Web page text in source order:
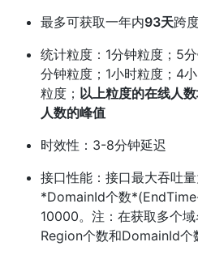
最多可获取一年内93天跨
统计粒度：1分钟粒度；5
分钟粒度；1小时粒度；4
粒度； 以上粒度的在线人
人数的峰值
时效性：3-8分钟延迟
接口性能：接口最大吞吐
*DomainId个数
10000。注：在获取多个域
Region个数和DomainId个